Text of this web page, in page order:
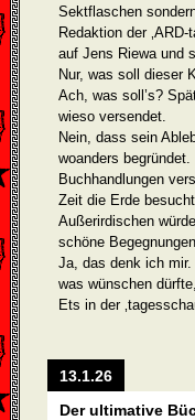
Sektflaschen
Redaktion der
auf Jens Riewa und
Nur, was soll dieser
Ach, was soll’s?
wieso versendet.
Nein, dass sein
woanders
Buchhand­lungen
Zeit die Erde
Außerirdi­schen
schöne
Ja, das denk ich
was wünschen
Ets in der
13.1.26
Der ultimative